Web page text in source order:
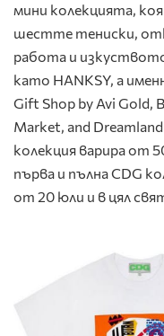
мини колекцията,
шестте тениски,
работа и
като HANKSY, а
Gift Shop by Avi Gold,
Market, and
колекция варира от
първа и пълна CDG
от 20 юли и в цял